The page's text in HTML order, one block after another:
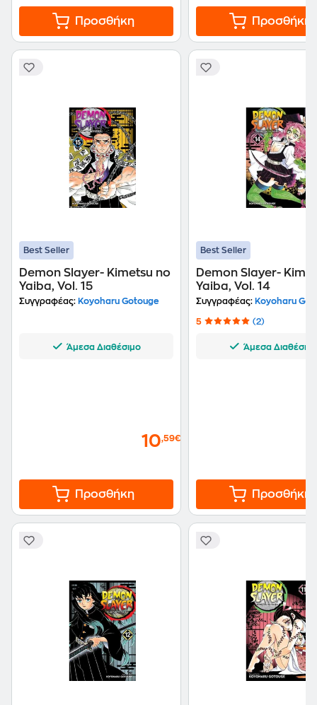
Προσθήκη Προσθήκη
Best Seller
Demon Slayer- Kimetsu no
Yaiba, Vol. 15
Συγγραφέας: Koyoharu Gotouge
Άμεσα Διαθέσιμο
10,59€
Προσθήκη
Best Seller
Demon Slayer-
Yaiba, Vol. 14
Συγγραφέας: Koyoharu
5 (2)
Άμεσα Διαθέσιμο
Προσθήκη